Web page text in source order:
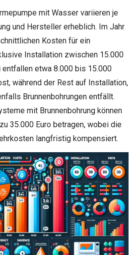
mit Wasser variieren je
und Hersteller erheblich. Im Jahr
Kosten für ein
Installation zwischen 15.000
entfallen etwa 8.000 bis 15.000
während der Rest auf Installation,
Brunnenbohrungen entfällt.
mit Brunnenbohrung können
35.000 Euro betragen, wobei die
langfristig kompensiert.